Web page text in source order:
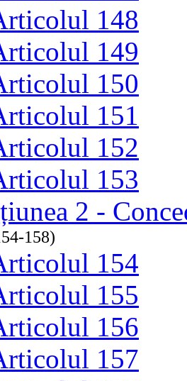
148
149
150
151
152
153
2 -
158)
154
155
156
157